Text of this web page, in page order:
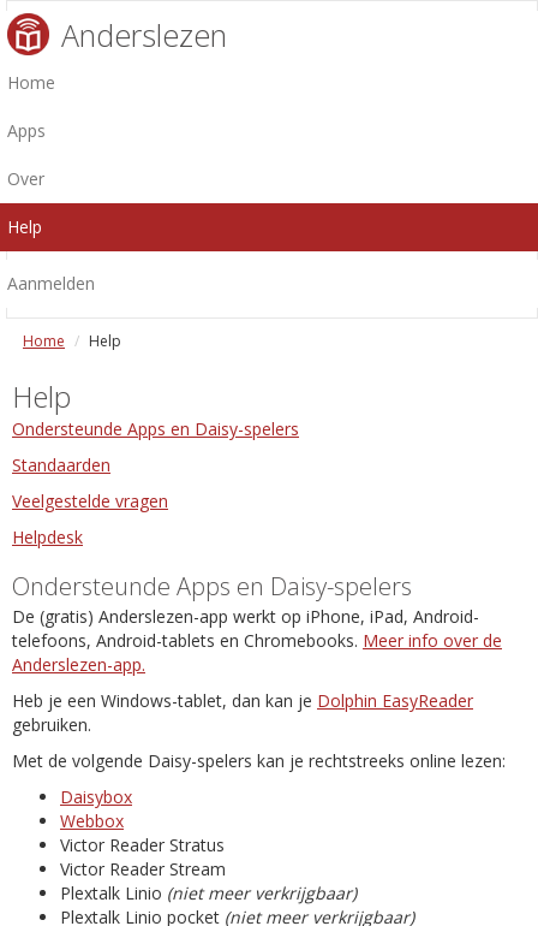
Anderslezen
Home
Apps
Over
Help
Aanmelden
Home Help
Help
Ondersteunde Apps en Daisy-spelers
Standaarden
Veelgestelde vragen
Helpdesk
Ondersteunde Apps en Daisy-spelers
De (gratis) Anderslezen-app werkt op iPhone, iPad, Android-
telefoons, Android-tablets en Chromebooks. Meer info over de
Anderslezen-app.
Heb je een Windows-tablet, dan kan je Dolphin EasyReader
gebruiken.
Met de volgende Daisy-spelers kan je rechtstreeks online lezen:
Daisybox
Webbox
Victor Reader Stratus
Victor Reader Stream
Plextalk Linio (niet meer verkrijgbaar)
Plextalk Linio pocket (niet meer verkrijgbaar)